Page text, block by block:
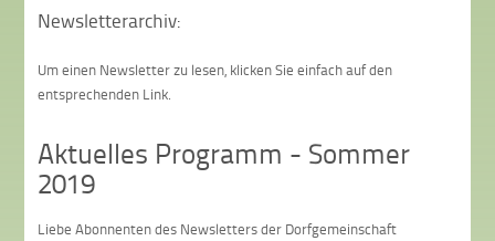
Newsletterarchiv:
Um einen Newsletter zu lesen, klicken Sie einfach auf den
entsprechenden Link.
Aktuelles Programm - Sommer
2019
Liebe Abonnenten des Newsletters der Dorfgemeinschaft